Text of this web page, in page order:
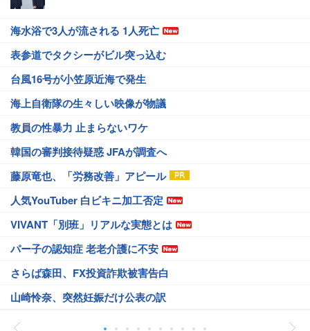
海水浴で3人が流される 1人死亡
表参道でタクシーがビル突っ込む
台風16号が小笠原近海で発生
海上自衛隊の生々しい映像が物議
教員の性暴力 止まらないワケ
韓国の審判接待疑惑 JFAが調査へ
藤原竜也、「労務改善」アピール
人気YouTuber 白ビキニ加工否定
VIVANT「別班」リアルな実態とは
パー子の認知症 老老介護に不安
さらば森田、FX投資詐欺被害告白
山崎怜奈、突然妊娠だけ公表の訳